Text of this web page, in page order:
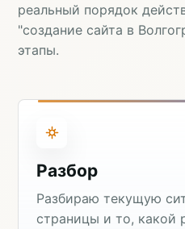
реальный порядок
"создание сайта в
этапы.
Разбор
Разбираю текущую
страницы и то, какой